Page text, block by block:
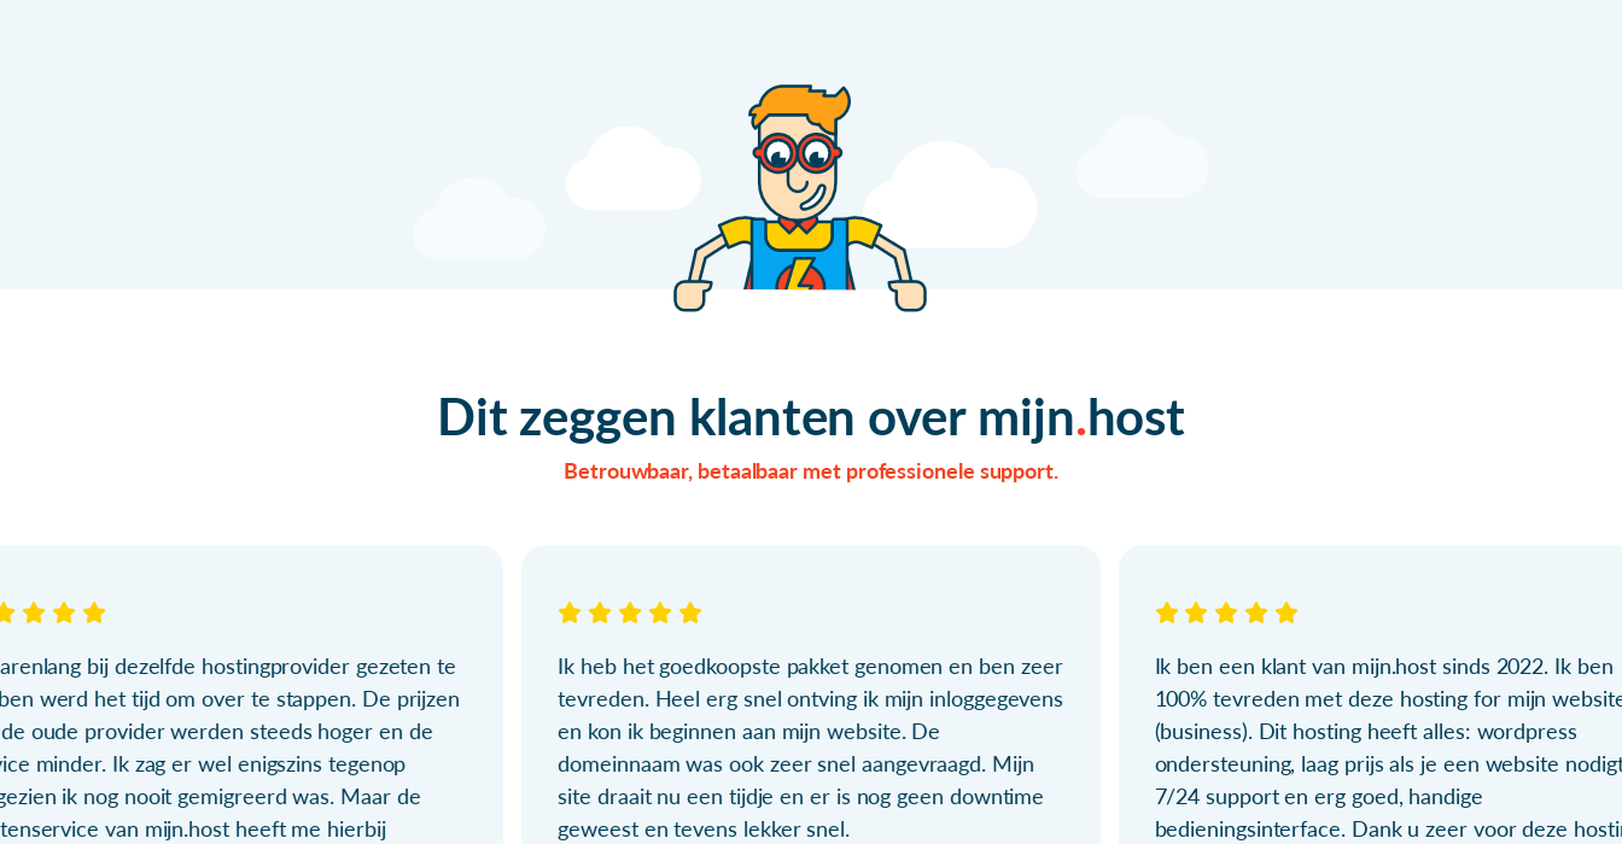
Dit zeggen klanten over mijn host
Betrouwbaar, betaalbaar met professionele support.
bij dezelfde hostingprovider gezeten te
werd het tijd om over te stappen. De prijzen
oude provider werden steeds hoger en de
minder. Ik zag er wel enigszins tegenop
ik nog nooit gemigreerd was. Maar de
van mijn.host heeft me hierbij
Ik heb het goedkoopste pakket genomen en ben zeer
tevreden. Heel erg snel ontving ik mijn inloggegevens
en kon ik beginnen aan mijn website. De
domeinnaam was ook zeer snel aangevraagd. Mijn
site draait nu een tijdje en er is nog geen downtime
geweest en tevens lekker snel.
Ik ben een klant van mijn.host sinds 2022. Ik ben
100% tevreden met deze hosting for mijn
(business). Dit hosting heeft alles: wordpress
ondersteuning, laag prijs als je een website
7/24 support en erg goed, handige
bedieningsinterface. Dank u zeer voor deze